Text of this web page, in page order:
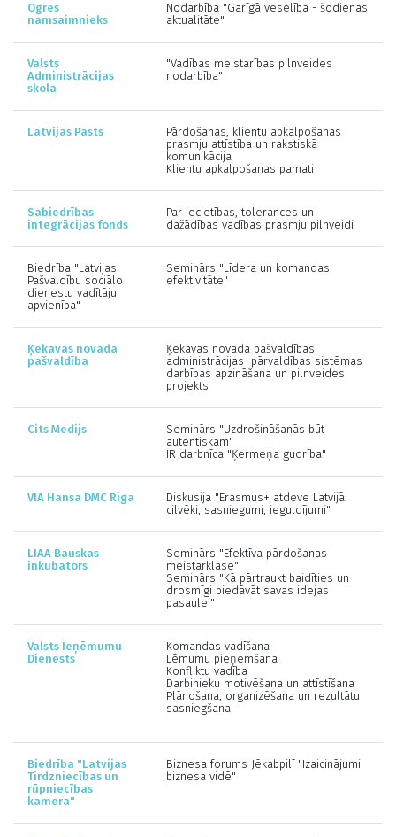
Ogres
namsaimnieks
Nodarbība "Garīgā veselība - šodienas
aktualitāte"
Valsts
Administrācijas
skola
"Vadības meistarības pilnveides
nodarbība"
Latvijas Pasts
Pārdošanas, klientu apkalpošanas
prasmju attīstība un rakstiskā
komunikācija
Klientu apkalpošanas pamati
Sabiedrības
integrācijas fonds
Par iecietības, tolerances un
dažādības vadības prasmju pilnveidi
Biedrība "Latvijas
Pašvaldību sociālo
dienestu vadītāju
apvienība"
Seminārs "Līdera un komandas
efektivitāte"
Ķekavas novada
pašvaldība
Ķekavas novada pašvaldības
administrācijas pārvaldības sistēmas
darbības apzināšana un pilnveides
projekts
Cits Medijs
Seminārs "Uzdrošināšanās būt
autentiskam"
IR darbnīca "Ķermeņa gudrība"
VIA Hansa DMC Riga
Diskusija "Erasmus+ atdeve Latvijā:
cilvēki, sasniegumi, ieguldījumi"
LIAA Bauskas
inkubators
Seminārs "Efektīva pārdošanas
meistarklase"
Seminārs "Kā pārtraukt baidīties un
drosmīgi piedāvāt savas idejas
pasaulei"
Valsts Ieņēmumu
Dienests
Komandas vadīšana
Lēmumu pieņemšana
Konfliktu vadība
Darbinieku motivēšana un attīstīšana
Plānošana, organizēšana un rezultātu
sasniegšana
Biedrība "Latvijas
Tirdzniecības un
rūpniecības
kamera"
Biznesa forums Jēkabpilī "Izaicinājumi
biznesa vidē"